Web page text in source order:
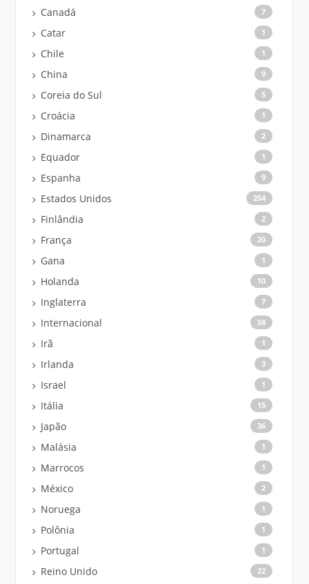
Canadá 7
Catar 1
Chile 1
China 9
Coreia do Sul 5
Croácia 1
Dinamarca 2
Equador 1
Espanha 9
Estados Unidos 254
Finlândia 2
França 20
Gana 1
Holanda 10
Inglaterra 7
Internacional 58
Irã 1
Irlanda 3
Israel 1
Itália 15
Japão 36
Malásia 1
Marrocos 1
México 2
Noruega 1
Polônia 1
Portugal 1
Reino Unido 22